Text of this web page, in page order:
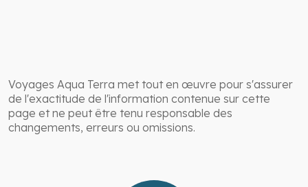
Voyages Aqua Terra met tout en œuvre pour s'assurer
de l'exactitude de l'information contenue sur cette
page et ne peut être tenu responsable des
changements, erreurs ou omissions.